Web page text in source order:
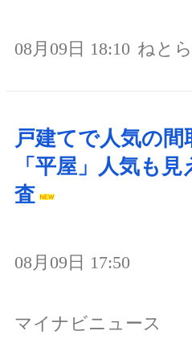
08月09日 18:10 ねと
戸建てで人気の間
「平屋」人気も
査
08月09日 17:50
マイナビニュース